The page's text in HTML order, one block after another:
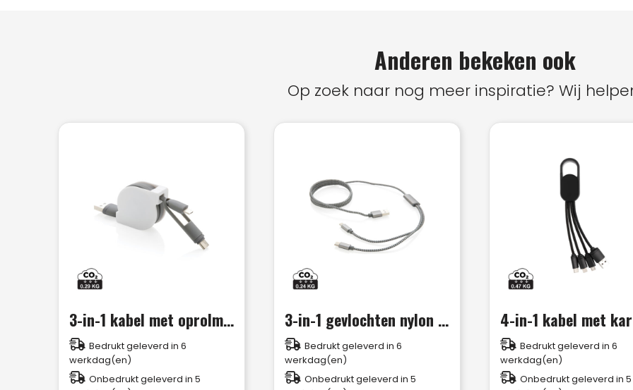
Anderen bekeken ook
Op zoek naar nog meer inspiratie? Wij
3-in-1 kabel met oprolmechanisme
Bedrukt geleverd in 6
werkdag(en)
Onbedrukt geleverd in 5
3-in-1 gevlochten nylon kabel
Bedrukt geleverd in 6
werkdag(en)
Onbedrukt geleverd in 5
Bedrukt geleverd in 6
werkdag(en)
Onbedrukt geleverd in 5